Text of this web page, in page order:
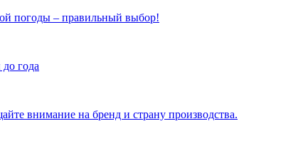
погоды – правильный выбор!
года
внимание на бренд и страну производства.